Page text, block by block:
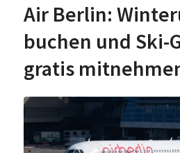
Air Berlin:
buchen und Ski-
gratis